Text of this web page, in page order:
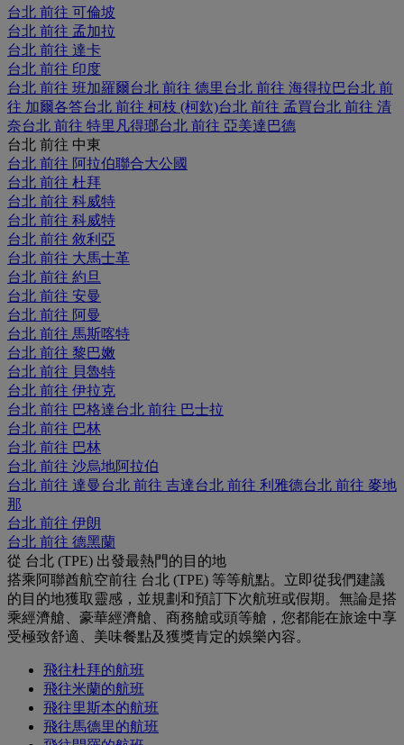
台北 前往 可倫坡
台北 前往 孟加拉
台北 前往 達卡
台北 前往 印度
台北 前往 班加羅爾台北 前往 德里台北 前往 海得拉巴台北 前
往 加爾各答台北 前往 柯枝 (柯欽)台北 前往 孟買台北 前往 清
奈台北 前往 特里凡得瑯台北 前往 亞美達巴德
台北 前往 中東
台北 前往 阿拉伯聯合大公國
台北 前往 杜拜
台北 前往 科威特
台北 前往 科威特
台北 前往 敘利亞
台北 前往 大馬士革
台北 前往 約旦
台北 前往 安曼
台北 前往 阿曼
台北 前往 馬斯喀特
台北 前往 黎巴嫩
台北 前往 貝魯特
台北 前往 伊拉克
台北 前往 巴格達台北 前往 巴士拉
台北 前往 巴林
台北 前往 巴林
台北 前往 沙烏地阿拉伯
台北 前往 達曼台北 前往 吉達台北 前往 利雅德台北 前往 麥地
那
台北 前往 伊朗
台北 前往 德黑蘭
從 台北 (TPE) 出發最熱門的目的地
搭乘阿聯酋航空前往 台北 (TPE) 等等航點。立即從我們建議
的目的地獲取靈感，並規劃和預訂下次航班或假期。無論是搭
乘經濟艙、豪華經濟艙、商務艙或頭等艙，您都能在旅途中享
受極致舒適、美味餐點及獲獎肯定的娛樂內容。
飛往杜拜的航班
飛往米蘭的航班
飛往里斯本的航班
飛往馬德里的航班